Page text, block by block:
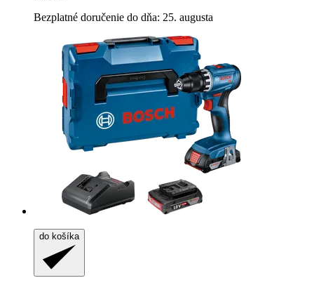
Bezplatné doručenie do dňa: 25. augusta
do košíka